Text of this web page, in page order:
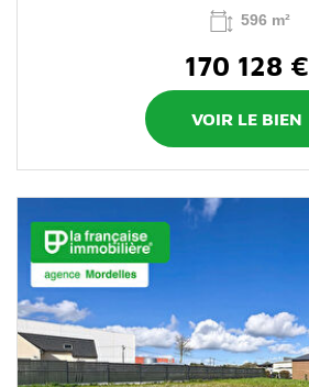
596 m²
170 128 €
VOIR LE BIEN